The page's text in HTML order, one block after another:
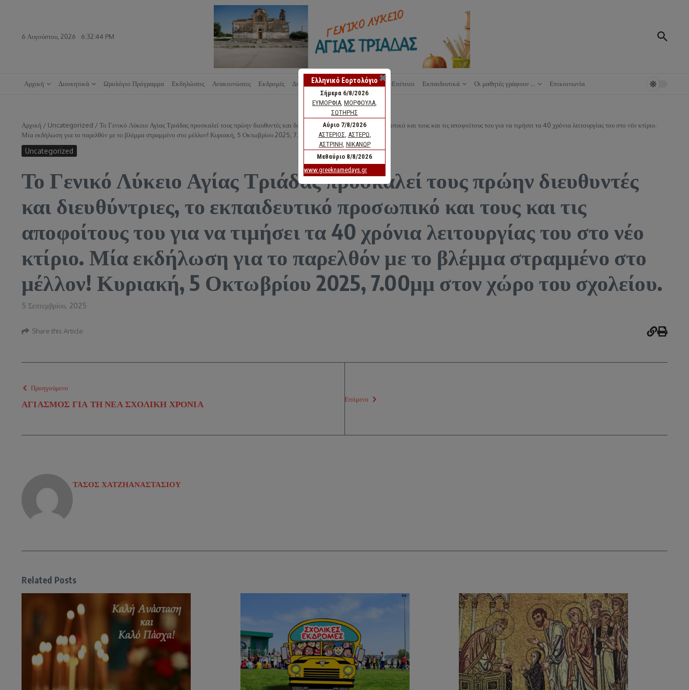
6 Αυγούστου, 2026 6:32:45 PM
Αρχική Διοικητικά Ωρολόγιο Πρόγραμμα Εκδηλώσεις Ανακοινώσεις Εκδρομές Δημιουργίες Νομοθεσία Εορτές-Επέτειοι Εκπαιδευτικά Οι μαθητές γράφουν … Επικοινωνία
Αρχική / Uncategorized /Το Γενικό Λύκειο Αγίας Τριάδας προσκαλεί τους πρώην διευθυντές και διευθύντριες, το εκπαιδευτικό προσωπικό και τους και τις αποφοίτους του για να τιμήσει τα 40 χρόνια λειτουργίας του στο νέο κτίριο.
Μία εκδήλωση για το παρελθόν με το βλέμμα στραμμένο στο μέλλον! Κυριακή, 5 Οκτωβρίου 2025, 7.00μμ στον χώρο του σχολείου.
Uncategorized
Το Γενικό Λύκειο Αγίας Τριάδας προσκαλεί τους πρώην διευθυντές
και διευθύντριες, το εκπαιδευτικό προσωπικό και τους και τις
αποφοίτους του για να τιμήσει τα 40 χρόνια λειτουργίας του στο νέο
κτίριο. Μία εκδήλωση για το παρελθόν με το βλέμμα στραμμένο στο
μέλλον! Κυριακή, 5 Οκτωβρίου 2025, 7.00μμ στον χώρο του σχολείου.
5 Σεπτεμβρίου, 2025
Share this Article
Προηγούμενο
ΑΓΙΑΣΜΟΣ ΓΙΑ ΤΗ ΝΕΑ ΣΧΟΛΙΚΗ ΧΡΟΝΙΑ Επόμενο
ΤΑΣΟΣ ΧΑΤΖΗΑΝΑΣΤΑΣΙΟΥ
Related Posts
✖